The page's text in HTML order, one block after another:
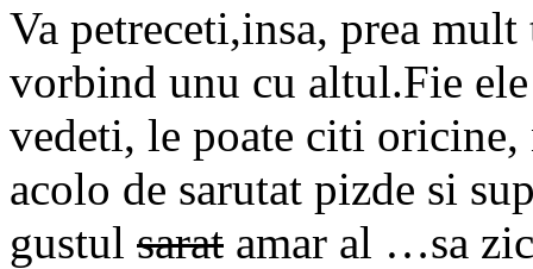
Va petreceti,insa, prea
vorbind unu cu altul.Fie
vedeti, le poate citi
acolo de sarutat pizde si
gustul sarat amar al …sa